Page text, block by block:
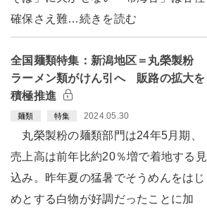
確保さえ難…続きを読む
全国麺類特集：新潟地区＝丸榮製粉
ラーメン類がけん引へ 販路の拡大を
積極推進
麺類 特集 2024.05.30
丸榮製粉の麺類部門は24年5月期、
売上高は前年比約20％増で着地する見
込み。昨年夏の猛暑でそうめんをはじ
めとする白物が好調だったことに加